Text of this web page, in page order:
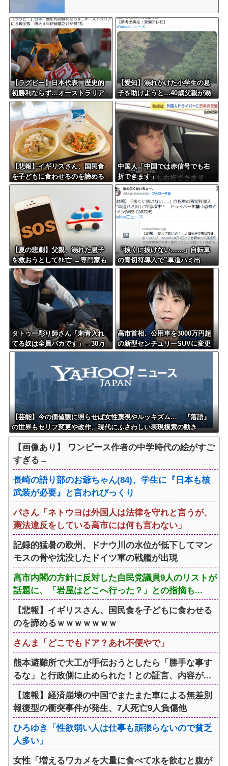
【ラグビー】日本代表、歴史的
初勝利ならず…オーストラリア
に逆転負け ８戦全敗
【愛知】溺れかけた小学生の息
子を助けようと…40歳父親が溺
れ死亡 家族3人で川遊びに 息子
は妻に助けられる
【悲報】イギリスさん、国民食
を子どもに食わせるのを諦める
ｗｗｗｗｗｗｗ
中国人「中国では赤信号でも右
折できます」
【夏の悲劇】父親、溺れた息子
を救おうとしてﾀﾋ亡 →専門家も
警鐘「救助は二次被害が多い」
「抜くに抜けない……」自転車
の青切符導入で”車道ハミ出
し”が急増中
タトゥー彫り師さん「刺青入れ
てる奴は全員バカです」→30万
再生ｗｗｗｗｗｗ
高市首相、公用車を3000万円超
の新型センチュリーSUVに変更
ｗｗｗｗｗｗｗ
【芸能】今の価値観に照らせば女性蔑視やルッキズム… 『落語』
の世界もセリフ変更や改作、現代にふさわしい表現模索の動き
【画像あり】 ワンピース作者の中学時代の絵がすご
すぎる→
長崎の語り部のお爺ちゃん(84)、学生に『日本も核
武装が必要』と言われびっくり
パさん「ネトウヨは外国人は法律を守れと言うが、
憲法違反をしている高市には何も言わない」
記録的猛暑の欧州、ドナウ川の水位が低下してマン
モスの骨や沈没したドイツ軍の戦艦が出現
高市内閣の方針に反対した自民党議員9人のリストが
話題に、「岩屋はどこへ行った？」との指摘も...
【悲報】イギリスさん、国民食を子どもに食わせる
のを諦めるｗｗｗｗｗｗｗ
さんま「どこでもドア？あれ不便やで」
熊本避難所で大工が手伝おうとしたら「勝手な事す
るな」と行政側に止められた！との証言、内容が...
【速報】経済崩壊の中国でまたまた車による無差別
報復型の衝突事件が発生、7人死亡9人負傷他
ひろゆき「性欲弱い人は仕事も頑張らないので貧乏
人多い」
女性「増えるワカメを大量に食べて水を飲むと腹が